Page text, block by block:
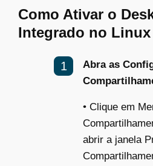
Como Ativar o
Integrado no
Abra as
• Clique em
abrir a janela